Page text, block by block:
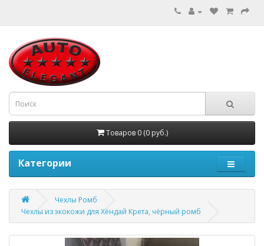
Товаров 0 (0 руб.)
Категории
Чехлы Ромб
Чехлы из экокожи для Хёндай Крета, чёрный ромб